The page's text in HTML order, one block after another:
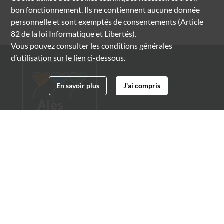
bon fonctionnement. Ils ne contiennent aucune donnée
personnelle et sont exemptés de consentements (Article
82 de la loi Informatique et Libertés).
Vous pouvez consulter les conditions générales
d’utilisation sur le lien ci-dessous.
En savoir plus J'ai compris